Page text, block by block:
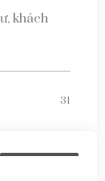
khách
31